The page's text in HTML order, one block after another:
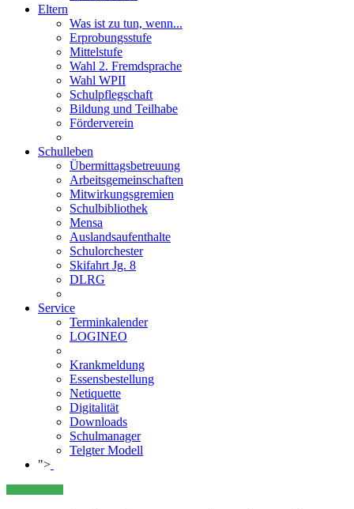
Eltern
Was ist zu tun, wenn...
Erprobungsstufe
Mittelstufe
Wahl 2. Fremdsprache
Wahl WPII
Schulpflegschaft
Bildung und Teilhabe
Förderverein
Schulleben
Übermittagsbetreuung
Arbeitsgemeinschaften
Mitwirkungsgremien
Schulbibliothek
Mensa
Auslandsaufenthalte
Schulorchester
Skifahrt Jg. 8
DLRG
Service
Terminkalender
LOGINEO
Krankmeldung
Essensbestellung
Netiquette
Digitalität
Downloads
Schulmanager
Telgter Modell
">